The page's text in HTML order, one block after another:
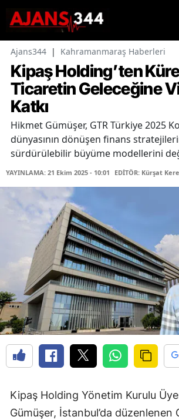
Ajans344 | Kahramanmaraş Haberleri
Kipaş Holding’ten
Ticaretin Geleceğine
Katkı
Hikmet Gümüşer, GTR Türkiye 2025
dünyasının dönüşen finans
sürdürülebilir büyüme modellerini
YAYINLAMA: 21 Ekim 2025 - 10:01 EDİTÖR: Kürşat
Kipaş Holding Yönetim Kurulu
Gümüşer, İstanbul’da düzenlenen